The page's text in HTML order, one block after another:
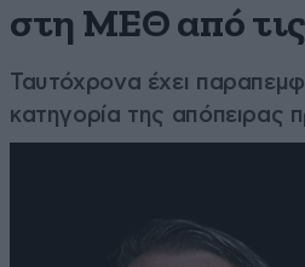
στη ΜΕΘ από
Ταυτόχρονα έχει
κατηγορία της απόπειρας